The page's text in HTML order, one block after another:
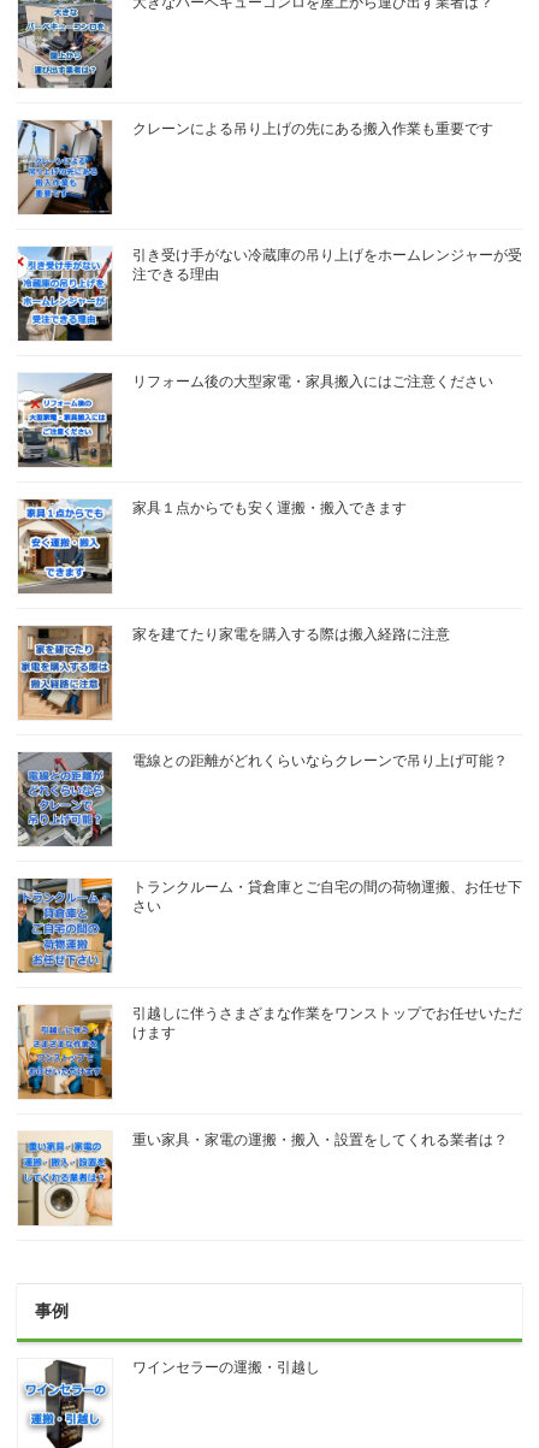
クレーンによる吊り上げの先にある搬入作業も重要です
引き受け手がない冷蔵庫の吊り上げをホームレンジャーが受
注できる理由
リフォーム後の大型家電・家具搬入にはご注意ください
家具１点からでも安く運搬・搬入できます
家を建てたり家電を購入する際は搬入経路に注意
電線との距離がどれくらいならクレーンで吊り上げ可能？
トランクルーム・貸倉庫とご自宅の間の荷物運搬、お任せ下
さい
引越しに伴うさまざまな作業をワンストップでお任せいただ
けます
重い家具・家電の運搬・搬入・設置をしてくれる業者は？
事例
ワインセラーの運搬・引越し